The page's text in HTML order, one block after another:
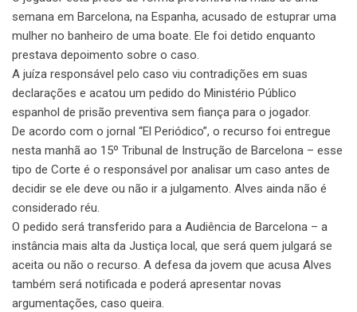
semana em Barcelona, na Espanha, acusado de estuprar uma
mulher no banheiro de uma boate. Ele foi detido enquanto
prestava depoimento sobre o caso.
A juíza responsável pelo caso viu contradições em suas
declarações e acatou um pedido do Ministério Público
espanhol de prisão preventiva sem fiança para o jogador.
De acordo com o jornal “El Periódico”, o recurso foi entregue
nesta manhã ao 15º Tribunal de Instrução de Barcelona – esse
tipo de Corte é o responsável por analisar um caso antes de
decidir se ele deve ou não ir a julgamento. Alves ainda não é
considerado réu.
O pedido será transferido para a Audiência de Barcelona – a
instância mais alta da Justiça local, que será quem julgará se
aceita ou não o recurso. A defesa da jovem que acusa Alves
também será notificada e poderá apresentar novas
argumentações, caso queira.